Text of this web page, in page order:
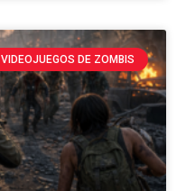
VIDEOJUEGOS DE ZOMBIS